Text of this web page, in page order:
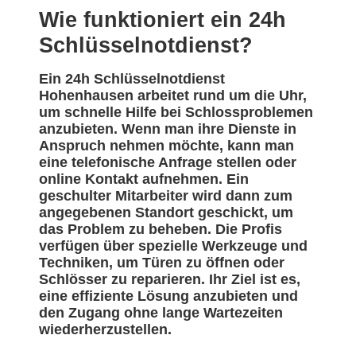
Wie funktioniert ein 24h
Schlüsselnotdienst?
Ein 24h Schlüsselnotdienst
Hohenhausen arbeitet rund um die Uhr,
um schnelle Hilfe bei Schlossproblemen
anzubieten. Wenn man ihre Dienste in
Anspruch nehmen möchte, kann man
eine telefonische Anfrage stellen oder
online Kontakt aufnehmen. Ein
geschulter Mitarbeiter wird dann zum
angegebenen Standort geschickt, um
das Problem zu beheben. Die Profis
verfügen über spezielle Werkzeuge und
Techniken, um Türen zu öffnen oder
Schlösser zu reparieren. Ihr Ziel ist es,
eine effiziente Lösung anzubieten und
den Zugang ohne lange Wartezeiten
wiederherzustellen.